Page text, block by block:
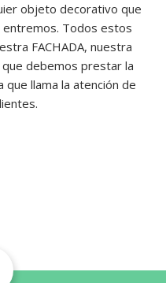
objeto decorativo que
entremos. Todos estos
FACHADA, nuestra
debemos prestar la
llama la atención de